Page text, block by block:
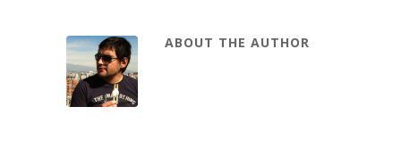
ABOUT THE AUTHOR